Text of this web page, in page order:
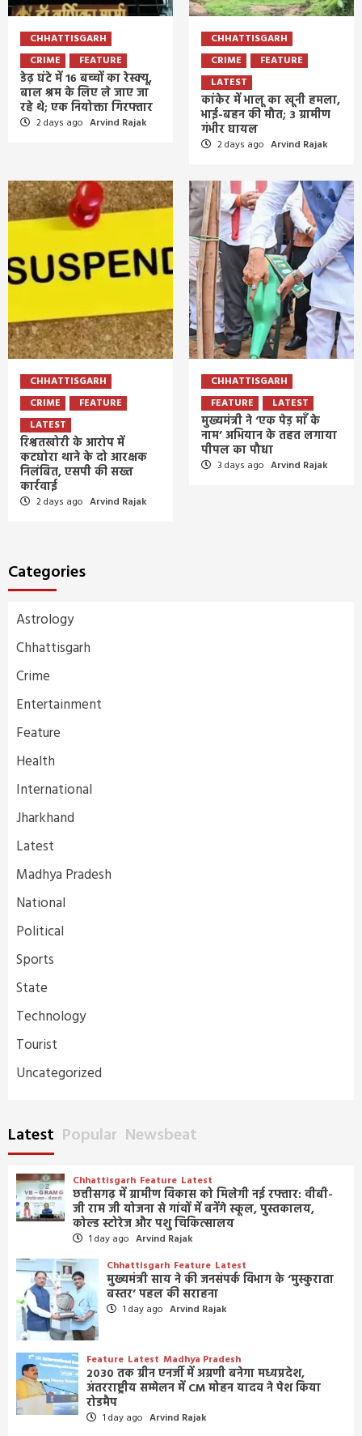
CHHATTISGARH
CRIME
FEATURE
डेढ़ घंटे में 16 बच्चों का रेस्क्यू,
बाल श्रम के लिए ले जाए जा
रहे थे; एक नियोक्ता गिरफ्तार
2 days ago Arvind Rajak
CHHATTISGARH
CRIME
FEATURE
LATEST
कांकेर में भालू का खूनी हमला,
भाई-बहन की मौत; 3 ग्रामीण
गंभीर घायल
2 days ago Arvind Rajak
CHHATTISGARH
CRIME
FEATURE
LATEST
रिश्वतखोरी के आरोप में
कटघोरा थाने के दो आरक्षक
निलंबित, एसपी की सख्त
कार्रवाई
2 days ago Arvind Rajak
CHHATTISGARH
FEATURE
LATEST
मुख्यमंत्री ने ‘एक पेड़ माँ के
नाम’ अभियान के तहत लगाया
पीपल का पौधा
3 days ago Arvind Rajak
Categories
Astrology
Chhattisgarh
Crime
Entertainment
Feature
Health
International
Jharkhand
Latest
Madhya Pradesh
National
Political
Sports
State
Technology
Tourist
Uncategorized
Latest Popular Newsbeat
Chhattisgarh Feature Latest
छत्तीसगढ़ में ग्रामीण विकास को मिलेगी नई रफ्तार: वीबी-
जी राम जी योजना से गांवों में बनेंगे स्कूल, पुस्तकालय,
कोल्ड स्टोरेज और पशु चिकित्सालय
1 day ago Arvind Rajak
Chhattisgarh Feature Latest
मुख्यमंत्री साय ने की जनसंपर्क विभाग के ‘मुस्कुराता
बस्तर’ पहल की सराहना
1 day ago Arvind Rajak
Feature Latest Madhya Pradesh
2030 तक ग्रीन एनर्जी में अग्रणी बनेगा मध्यप्रदेश,
अंतरराष्ट्रीय सम्मेलन में CM मोहन यादव ने पेश किया
रोडमैप
1 day ago Arvind Rajak